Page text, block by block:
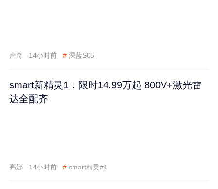
卢奇 14小时前 # 深蓝S05
smart新精灵1：限时14.99万起 800V+激光雷
达全配齐
高娜 14小时前 # smart精灵#1